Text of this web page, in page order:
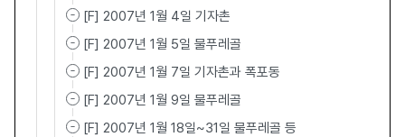
[F] 2007년 1월 4일 기자촌
[F] 2007년 1월 5일 물푸레골
[F] 2007년 1월 7일 기자촌과 폭포동
[F] 2007년 1월 9일 물푸레골
[F] 2007년 1월 18일~31일 물푸레골 등